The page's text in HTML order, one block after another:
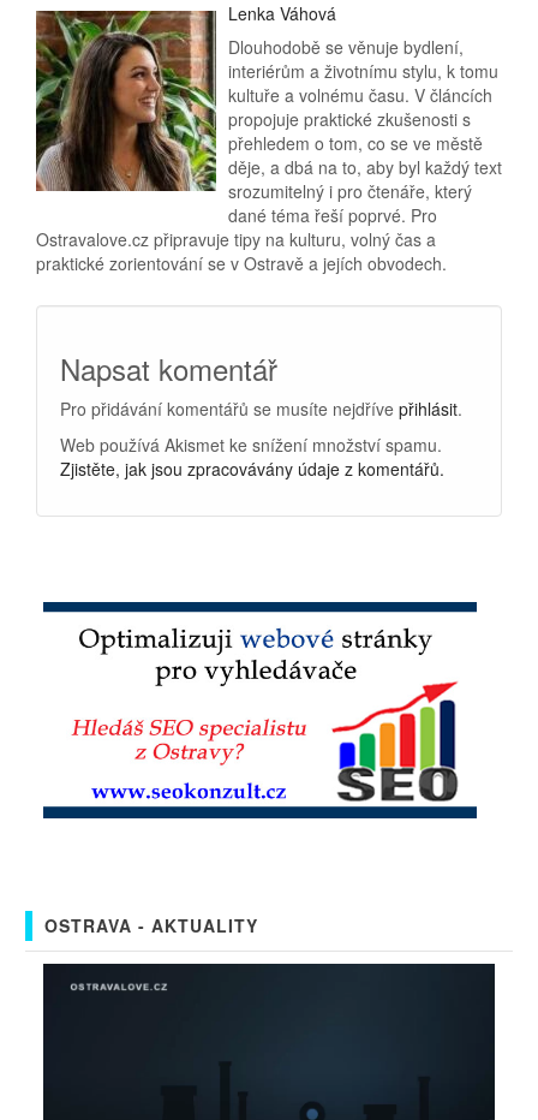
Lenka Váhová
Dlouhodobě se věnuje bydlení,
interiérům a životnímu stylu, k tomu
kultuře a volnému času. V článcích
propojuje praktické zkušenosti s
přehledem o tom, co se ve městě
děje, a dbá na to, aby byl každý text
srozumitelný i pro čtenáře, který
dané téma řeší poprvé. Pro
Ostravalove.cz připravuje tipy na kulturu, volný čas a
praktické zorientování se v Ostravě a jejích obvodech.
Napsat komentář
Pro přidávání komentářů se musíte nejdříve přihlásit.
Web používá Akismet ke snížení množství spamu.
Zjistěte, jak jsou zpracovávány údaje z komentářů.
OSTRAVA - AKTUALITY